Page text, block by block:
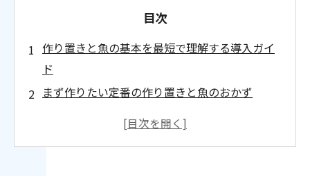
目次
作り置きと魚の基本を最短で理解する導入ガイ
ド
まず作りたい定番の作り置きと魚のおかず
失敗を防ぐ作り置きと魚の下処理＆臭み対策テ